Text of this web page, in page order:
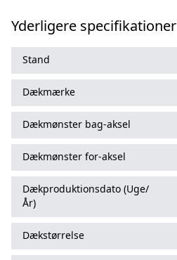
Yderligere specifikationer
Stand
Dækmærke
Dækmønster bag-aksel
Dækmønster for-aksel
Dækproduktionsdato (Uge/
År)
Dækstørrelse